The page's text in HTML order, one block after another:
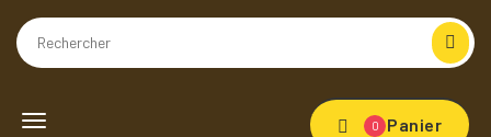
Toggle
0 Panier